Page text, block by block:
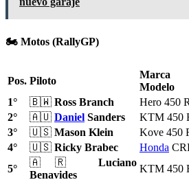
🏍️ Motos (RallyGP)
Pos. Piloto
Modelo
1°
🇧🇼 Ross Branch Hero 450
2°
🇦🇺 Daniel Sanders KTM 450
3°
🇺🇸 Mason Klein Kove 450
4°
🇺🇸 Ricky Brabec Honda
5°
🇦🇷 Luciano
Benavides
KTM 450